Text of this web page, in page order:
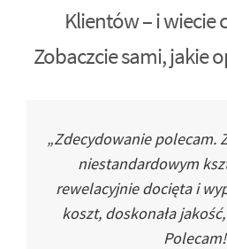
Klientów – i wiecie
Zobaczcie sami, jakie
„Zdecydowanie polecam.
niestandardowym
rewelacyjnie docięta i
koszt, doskonała